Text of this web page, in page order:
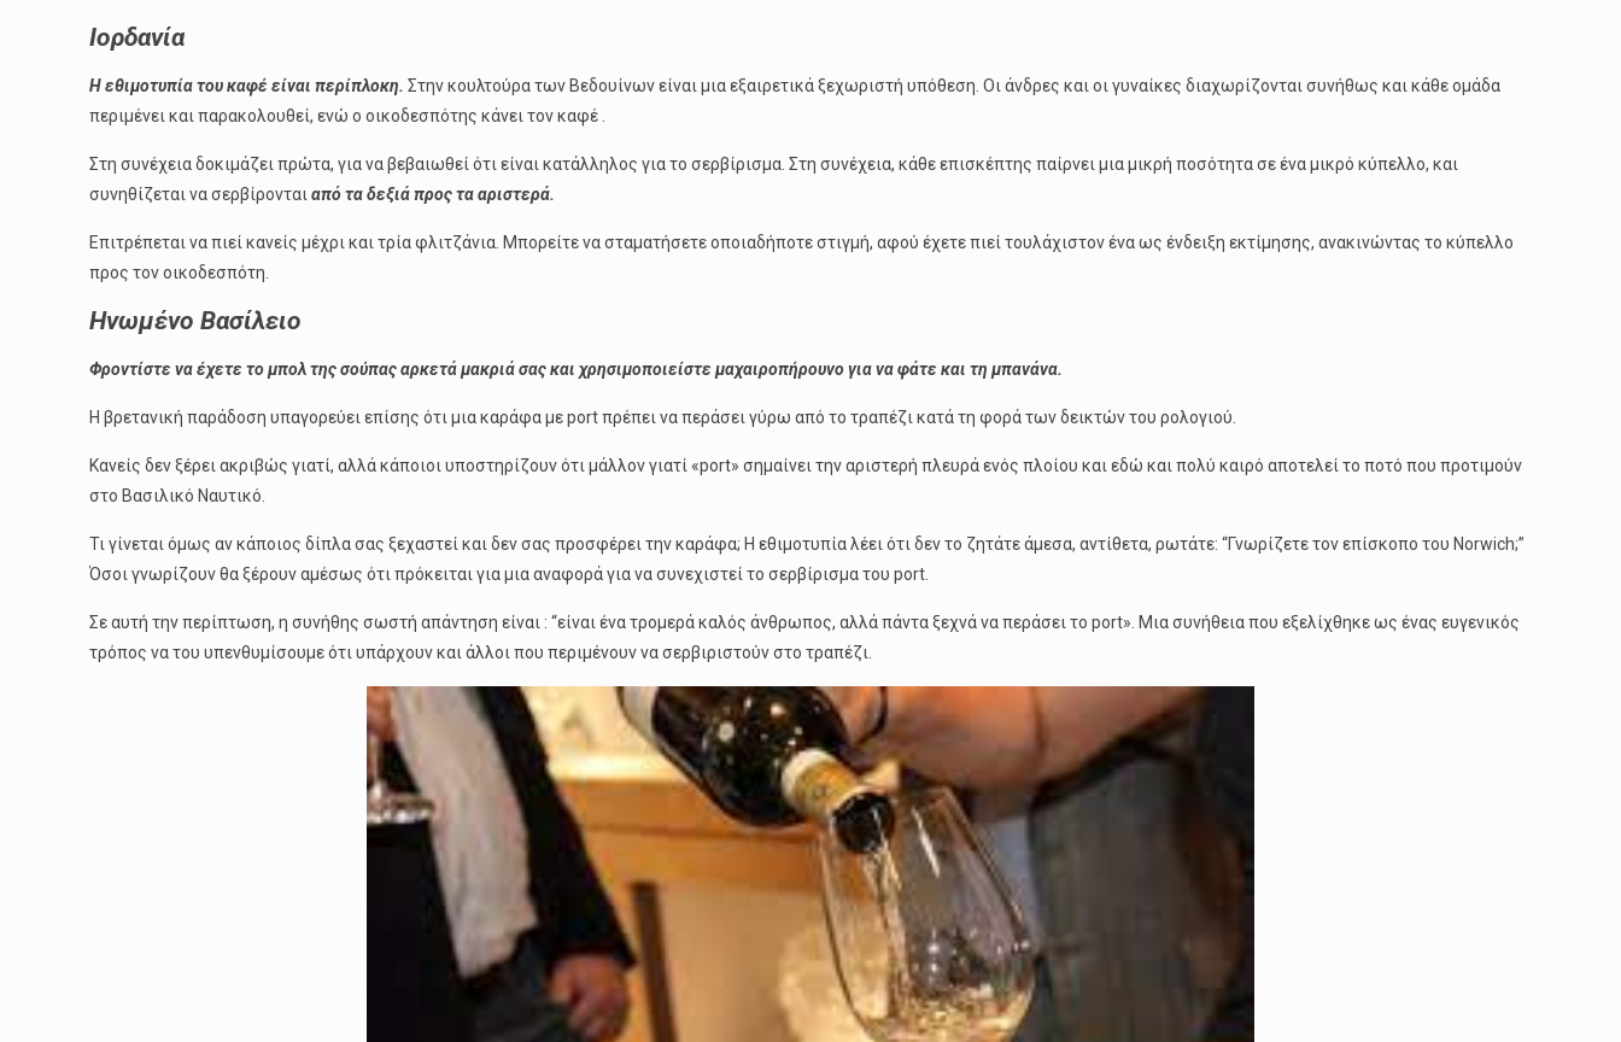
Ιορδανία
Η εθιμοτυπία του καφέ είναι περίπλοκη. Στην κουλτούρα των Βεδουίνων είναι μια εξαιρετικά ξεχωριστή υπόθεση. Οι άνδρες και οι γυναίκες διαχωρίζονται συνήθως και κάθε ομάδα
περιμένει και παρακολουθεί, ενώ ο οικοδεσπότης κάνει τον καφέ .
Στη συνέχεια δοκιμάζει πρώτα, για να βεβαιωθεί ότι είναι κατάλληλος για το σερβίρισμα. Στη συνέχεια, κάθε επισκέπτης παίρνει μια μικρή ποσότητα σε ένα μικρό κύπελλο, και
συνηθίζεται να σερβίρονταιαπό τα δεξιά προς τα αριστερά.
Επιτρέπεται να πιεί κανείς μέχρι και τρία φλιτζάνια. Μπορείτε να σταματήσετε οποιαδήποτε στιγμή, αφού έχετε πιεί τουλάχιστον ένα ως ένδειξη εκτίμησης, ανακινώντας το κύπελλο
προς τον οικοδεσπότη.
Ηνωμένο Βασίλειο
Φροντίστε να έχετε το μπολ της σούπας αρκετά μακριά σας και χρησιμοποιείστε μαχαιροπήρουνο για να φάτε και τη μπανάνα.
Η βρετανική παράδοση υπαγορεύει επίσης ότι μια καράφα με port πρέπει να περάσει γύρω από το τραπέζι κατά τη φορά των δεικτών του ρολογιού.
Κανείς δεν ξέρει ακριβώς γιατί, αλλά κάποιοι υποστηρίζουν ότι μάλλον γιατί «port» σημαίνει την αριστερή πλευρά ενός πλοίου και εδώ και πολύ καιρό αποτελεί το ποτό που προτιμούν
στο Βασιλικό Ναυτικό.
Τι γίνεται όμως αν κάποιος δίπλα σας ξεχαστεί και δεν σας προσφέρει την καράφα; Η εθιμοτυπία λέει ότι δεν το ζητάτε άμεσα, αντίθετα, ρωτάτε: “Γνωρίζετε τον επίσκοπο του Norwich;”
Όσοι γνωρίζουν θα ξέρουν αμέσως ότι πρόκειται για μια αναφορά για να συνεχιστεί το σερβίρισμα του port.
Σε αυτή την περίπτωση, η συνήθης σωστή απάντηση είναι : “είναι ένα τρομερά καλός άνθρωπος, αλλά πάντα ξεχνά να περάσει το port». Μια συνήθεια που εξελίχθηκε ως ένας ευγενικός
τρόπος να του υπενθυμίσουμε ότι υπάρχουν και άλλοι που περιμένουν να σερβιριστούν στο τραπέζι.